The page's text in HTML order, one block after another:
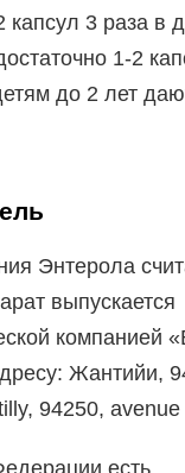
капсул 3 раза в
1-2
до 2 лет
Энтерола
выпускается
компанией
Жантийи,
94250,
есть